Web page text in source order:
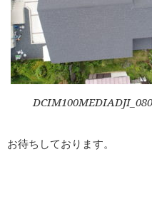
お待ちしております。